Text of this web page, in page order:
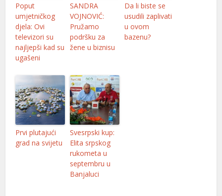
Poput
umjetničkog
djela: Ovi
televizori su
najljepši kad su
ugašeni
SANDRA
VOJNOVIĆ:
Pružamo
podršku za
žene u biznisu
Da li biste se
usudili zaplivati
u ovom
bazenu?
Prvi plutajući
grad na svijetu
Svesrpski kup:
Elita srpskog
rukometa u
septembru u
Banjaluci